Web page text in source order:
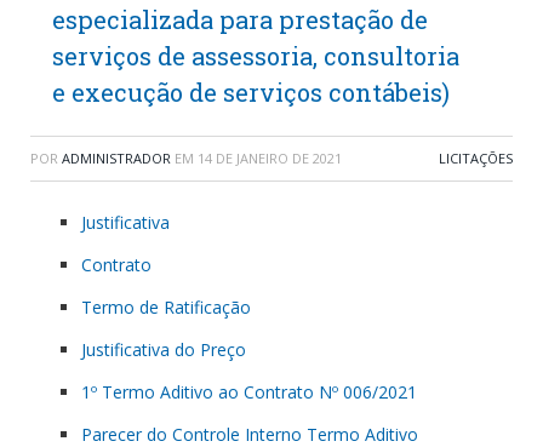
especializada para prestação de
serviços de assessoria, consultoria
e execução de serviços contábeis)
POR ADMINISTRADOR EM 14 DE JANEIRO DE 2021 LICITAÇÕES
Justificativa
Contrato
Termo de Ratificação
Justificativa do Preço
1º Termo Aditivo ao Contrato Nº 006/2021
Parecer do Controle Interno Termo Aditivo